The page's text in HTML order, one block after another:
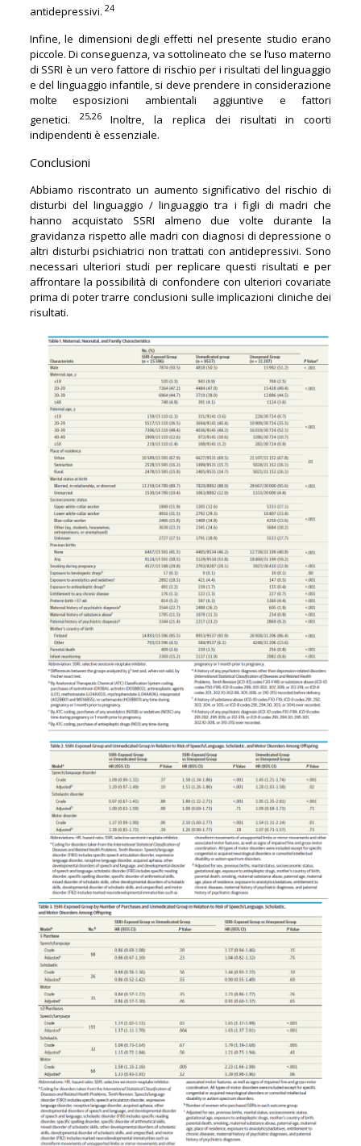
antidepressivi. 24
Infine, le dimensioni degli effetti nel presente studio erano
piccole. Di conseguenza, va sottolineato che se l’uso materno
di SSRI è un vero fattore di rischio per i risultati del linguaggio
e del linguaggio infantile, si deve prendere in considerazione
molte esposizioni ambientali aggiuntive e fattori
genetici.
25,26Inoltre, la replica dei risultati in coorti
indipendenti è essenziale.
Conclusioni
Abbiamo riscontrato un aumento significativo del rischio di
disturbi del linguaggio / linguaggio tra i figli di madri che
hanno acquistato SSRI almeno due volte durante la
gravidanza rispetto alle madri con diagnosi di depressione o
altri disturbi psichiatrici non trattati con antidepressivi. Sono
necessari ulteriori studi per replicare questi risultati e per
affrontare la possibilità di confondere con ulteriori covariate
prima di poter trarre conclusioni sulle implicazioni cliniche dei
risultati.